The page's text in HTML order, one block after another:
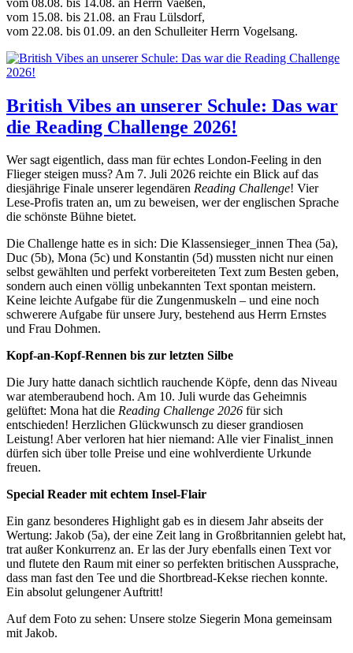
vom 15.08. bis 21.08. an Frau Lülsdorf,
vom 22.08. bis 01.09. an den Schulleiter Herrn Vogelsang.
British Vibes an unserer Schule: Das war
die Reading Challenge 2026!
Wer sagt eigentlich, dass man für echtes London-Feeling in den
Flieger steigen muss? Am 7. Juli 2026 reichte ein Blick auf das
diesjährige Finale unserer legendären Reading Challenge! Vier
Lese-Profis traten an, um zu beweisen, wer der englischen Sprache
die schönste Bühne bietet.
Die Challenge hatte es in sich: Die Klassensieger_innen Thea (5a),
Duc (5b), Mona (5c) und Konstantin (5d) mussten nicht nur einen
selbst gewählten und perfekt vorbereiteten Text zum Besten geben,
sondern auch einen völlig unbekannten Text spontan meistern.
Keine leichte Aufgabe für die Zungenmuskeln – und eine noch
schwerere Aufgabe für unsere Jury, bestehend aus Herrn Ernstes
und Frau Dohmen.
Kopf-an-Kopf-Rennen bis zur letzten Silbe
Die Jury hatte danach sichtlich rauchende Köpfe, denn das Niveau
war atemberaubend hoch. Am 10. Juli wurde das Geheimnis
gelüftet: Mona hat die Reading Challenge 2026 für sich
entschieden! Herzlichen Glückwunsch zu dieser grandiosen
Leistung! Aber verloren hat hier niemand: Alle vier Finalist_innen
dürfen sich über tolle Preise und eine wohlverdiente Urkunde
freuen.
Special Reader mit echtem Insel-Flair
Ein ganz besonderes Highlight gab es in diesem Jahr abseits der
Wertung: Jakob (5a), der eine Zeit lang in Großbritannien gelebt hat,
trat außer Konkurrenz an. Er las der Jury ebenfalls einen Text vor
und flutete den Raum mit einer so perfekten britischen Aussprache,
dass man fast den Tee und die Shortbread-Kekse riechen konnte.
Ein absolut gelungener Auftritt!
Auf dem Foto zu sehen: Unsere stolze Siegerin Mona gemeinsam
mit Jakob.